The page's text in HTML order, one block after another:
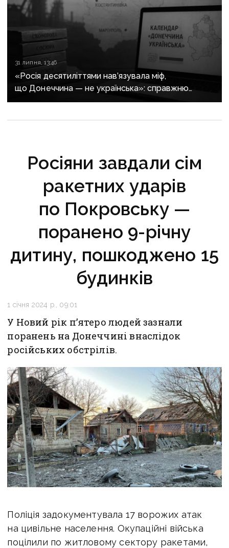
31 липня, 13:46
«Росія десятиліттями нав’язувала міф,
що Донеччина — не українська»: справжню
історію регіону зберуть в унікальному календарі
Росіяни завдали сім
ракетних ударів
по Покровську —
поранено 9-річну
дитину, пошкоджено 15
будинків
1 січня 2024 р., 09:01
У Новий рік п’ятеро людей зазнали
поранень на Донеччині внаслідок
російських обстрілів.
Поліція задокументувала 17 ворожих атак
на цивільне населення. Окупаційні війська
поцілили по житловому сектору ракетами,